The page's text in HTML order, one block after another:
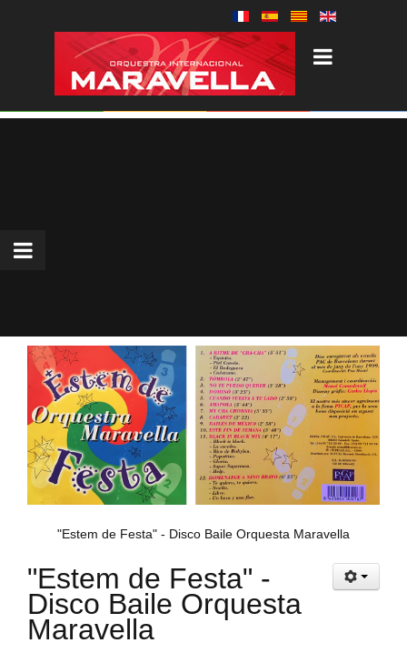
"Estem de Festa" - Disco Baile Orquesta Maravella
"Estem de Festa" -
Disco Baile Orquesta
Maravella